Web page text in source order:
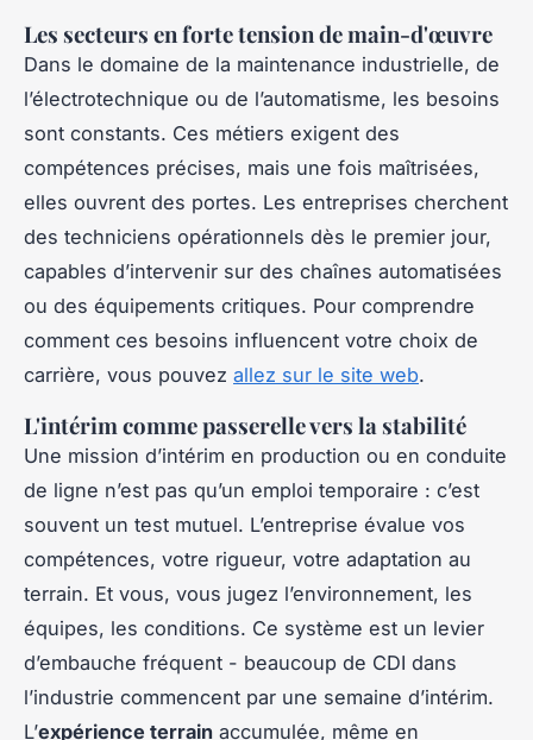
Les secteurs en forte tension de main-d'œuvre
Dans le domaine de la maintenance industrielle, de
l’électrotechnique ou de l’automatisme, les besoins
sont constants. Ces métiers exigent des
compétences précises, mais une fois maîtrisées,
elles ouvrent des portes. Les entreprises cherchent
des techniciens opérationnels dès le premier jour,
capables d’intervenir sur des chaînes automatisées
ou des équipements critiques. Pour comprendre
comment ces besoins influencent votre choix de
carrière, vous pouvez allez sur le site web.
L'intérim comme passerelle vers la stabilité
Une mission d’intérim en production ou en conduite
de ligne n’est pas qu’un emploi temporaire : c’est
souvent un test mutuel. L’entreprise évalue vos
compétences, votre rigueur, votre adaptation au
terrain. Et vous, vous jugez l’environnement, les
équipes, les conditions. Ce système est un levier
d’embauche fréquent - beaucoup de CDI dans
l’industrie commencent par une semaine d’intérim.
L’expérience terrain accumulée, même en